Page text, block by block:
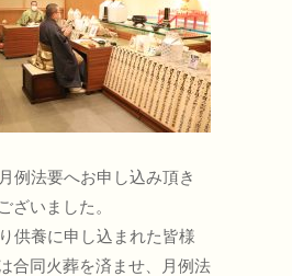
例法要へお申し込み頂き
ざいました。
供養に申し込まれた皆様
合同火葬を済ませ、月例法